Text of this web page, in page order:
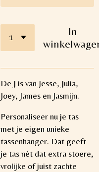
In
De J is van Jesse, Julia,
Joey, James en Jasmijn.
Personaliseer nu je tas
met je eigen unieke
tassenhanger. Dat geeft
je tas nét dat extra stoere,
vrolijke of juist zachte